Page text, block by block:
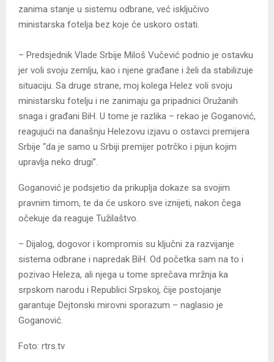
zanima stanje u sistemu odbrane, već isključivo
ministarska fotelja bez koje će uskoro ostati.
– Predsjednik Vlade Srbije Miloš Vučević podnio je ostavku
jer voli svoju zemlju, kao i njene građane i želi da stabilizuje
situaciju. Sa druge strane, moj kolega Helez voli svoju
ministarsku fotelju i ne zanimaju ga pripadnici Oružanih
snaga i građani BiH. U tome je razlika – rekao je Goganović,
reagujući na današnju Helezovu izjavu o ostavci premijera
Srbije “da je samo u Srbiji premijer potrčko i pijun kojim
upravlja neko drugi”.
Goganović je podsjetio da prikuplja dokaze sa svojim
pravnim timom, te da će uskoro sve iznijeti, nakon čega
očekuje da reaguje Tužilaštvo.
– Dijalog, dogovor i kompromis su ključni za razvijanje
sistema odbrane i napredak BiH. Od početka sam na to i
pozivao Heleza, ali njega u tome sprečava mržnja ka
srpskom narodu i Republici Srpskoj, čije postojanje
garantuje Dejtonski mirovni sporazum – naglasio je
Goganović.
Foto: rtrs.tv